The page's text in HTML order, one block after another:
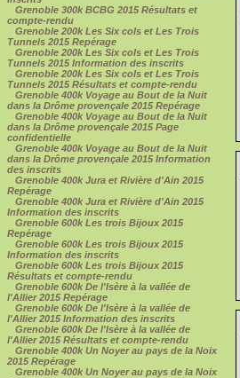
Grenoble 300k BCBG 2015 Résultats et
compte-rendu
Grenoble 200k Les Six cols et Les Trois
Tunnels 2015 Repérage
Grenoble 200k Les Six cols et Les Trois
Tunnels 2015 Information des inscrits
Grenoble 200k Les Six cols et Les Trois
Tunnels 2015 Résultats et compte-rendu
Grenoble 400k Voyage au Bout de la Nuit
dans la Drôme provençale 2015 Repérage
Grenoble 400k Voyage au Bout de la Nuit
dans la Drôme provençale 2015 Page
confidentielle
Grenoble 400k Voyage au Bout de la Nuit
dans la Drôme provençale 2015 Information
des inscrits
Grenoble 400k Jura et Rivière d'Ain 2015
Repérage
Grenoble 400k Jura et Rivière d'Ain 2015
Information des inscrits
Grenoble 600k Les trois Bijoux 2015
Repérage
Grenoble 600k Les trois Bijoux 2015
Information des inscrits
Grenoble 600k Les trois Bijoux 2015
Résultats et compte-rendu
Grenoble 600k De l'Isère à la vallée de
l'Allier 2015 Repérage
Grenoble 600k De l'Isère à la vallée de
l'Allier 2015 Information des inscrits
Grenoble 600k De l'Isère à la vallée de
l'Allier 2015 Résultats et compte-rendu
Grenoble 400k Un Noyer au pays de la Noix
2015 Repérage
Grenoble 400k Un Noyer au pays de la Noix